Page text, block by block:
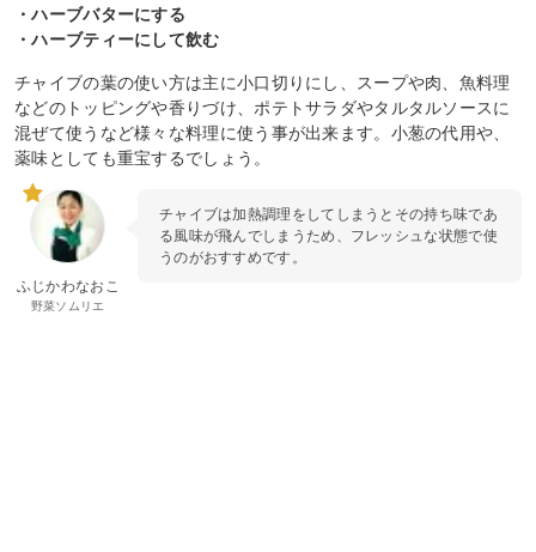
・ハーブバターにする
・ハーブティーにして飲む
チャイブの葉の使い方は主に小口切りにし、スープや肉、魚料理
などのトッピングや香りづけ、ポテトサラダやタルタルソースに
混ぜて使うなど様々な料理に使う事が出来ます。小葱の代用や、
薬味としても重宝するでしょう。
ふじかわなおこ
野菜ソムリエ
チャイブは加熱調理をしてしまうとその持ち味であ
る風味が飛んでしまうため、フレッシュな状態で使
うのがおすすめです。